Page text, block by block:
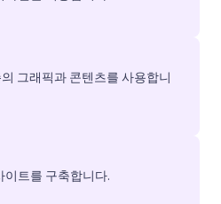
그래픽과 콘텐츠를 사용합니
이트를 구축합니다.